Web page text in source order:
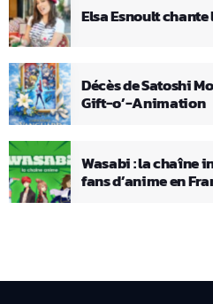
Elsa Esnoult chante
Décès de Satoshi
Gift-o’-Animation
Wasabi : la chaîne
fans d’anime en